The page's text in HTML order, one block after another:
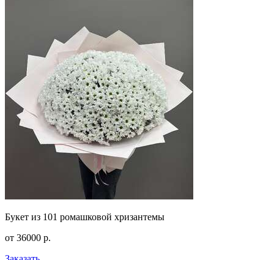
Букет из 101 ромашковой хризантемы
от 36000 р.